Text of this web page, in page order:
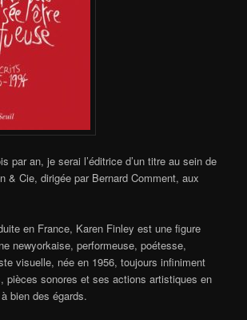
par an, je serai l’éditrice d’un titre au sein de
& Cie, dirigée par Bernard Comment, aux
en France, Karen Finley est une figure
newyorkaise, performeuse, poétesse,
visuelle, née en 1956, toujours infiniment
pièces sonores et ses actions artistiques en
bien des égards.